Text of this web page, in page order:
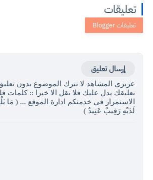
تعليقات
إرسال تعليق
عزيزي المشاهد لا تترك الموضوع بدون
تعليقك يدل عليك فلا تقل الا خيرا :: كلمات
الاستمرار في خدمتكم ادارة الموقع ... ( مَا
لَدَيْهِ رَقِيبٌ عَتِيدٌ )